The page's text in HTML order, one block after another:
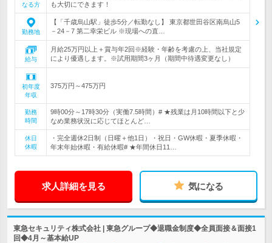
なる方
も大切にできます！
勤務地
【「千歳烏山駅」徒歩5分／転勤なし】 東京都世田谷区南烏山5
－24－7 第二幸栄ビル ※現場への直…
給与
月給25万円以上＋賞与年2回※経験・年齢を考慮の上、当社規定
により優遇します。※試用期間3ヶ月（期間中待遇変更なし）
初年度
年収
375万円～475万円
勤務
時間
9時00分～17時30分（実働7.5時間）# ★残業は月10時間以下と少
なめ業務状況に応じてほとんど…
休日
休暇
・完全週休2日制（日曜＋他1日）・祝日・GW休暇・夏季休暇・
年末年始休暇・有給休暇# ★年間休日11…
求人詳細を見る 気になる
東急セキュリティ株式会社 | 東急グループ◆退職金制度◆全員面接＆面接1
回◆4月～基本給UP